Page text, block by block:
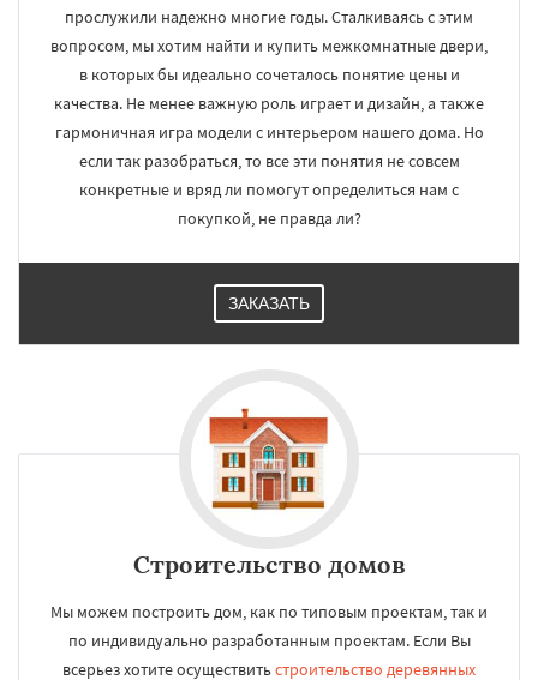
прослужили надежно многие годы. Сталкиваясь с этим
вопросом, мы хотим найти и купить межкомнатные двери,
в которых бы идеально сочеталось понятие цены и
качества. Не менее важную роль играет и дизайн, а также
гармоничная игра модели с интерьером нашего дома. Но
если так разобраться, то все эти понятия не совсем
конкретные и вряд ли помогут определиться нам с
покупкой, не правда ли?
ЗАКАЗАТЬ
Строительство домов
Мы можем построить дом, как по типовым проектам, так и
по индивидуально разработанным проектам. Если Вы
всерьез хотите осуществитьстроительство деревянных